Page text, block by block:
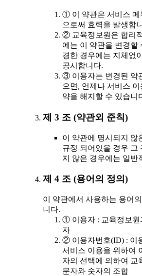
① 이 약관은 서비스 메
으로써 효력을 발생합
② 교육정보원은 합리
에는 이 약관을 변경할
경한 경우에는 지체없
공시합니다.
③ 이용자는 변경된 약
으면, 언제나 서비스
약을 해지할 수 있습니
제 3 조 (약관외 준칙)
이 약관에 명시되지 않
규정 되어있을 경우 그
지 않은 경우에는 일반
제 4 조 (용어의 정의)
이 약관에서 사용하는 용어
니다.
① 이용자 : 교육정보원
자
② 이용자번호(ID) : 이
서비스 이용을 위하여
자의 선택에 의하여 교
문자와 숫자의 조합